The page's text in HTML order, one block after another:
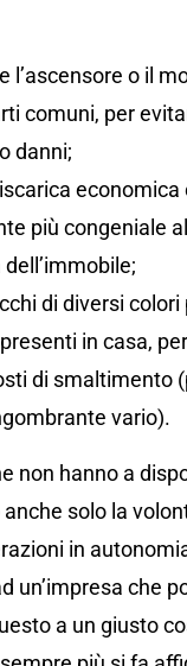
l’ascensore o il
comuni, per
danni;
economica
più congeniale
di diversi colori
in casa,
di smaltimento
vario).
non hanno a
solo la
in
un’impresa che
a un giusto